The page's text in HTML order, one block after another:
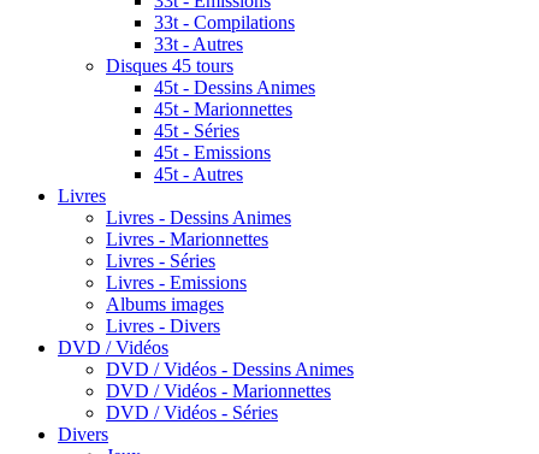
33t - Compilations
33t - Autres
Disques 45 tours
45t - Dessins Animes
45t - Marionnettes
45t - Séries
45t - Emissions
45t - Autres
Livres
Livres - Dessins Animes
Livres - Marionnettes
Livres - Séries
Livres - Emissions
Albums images
Livres - Divers
DVD / Vidéos
DVD / Vidéos - Dessins Animes
DVD / Vidéos - Marionnettes
DVD / Vidéos - Séries
Divers